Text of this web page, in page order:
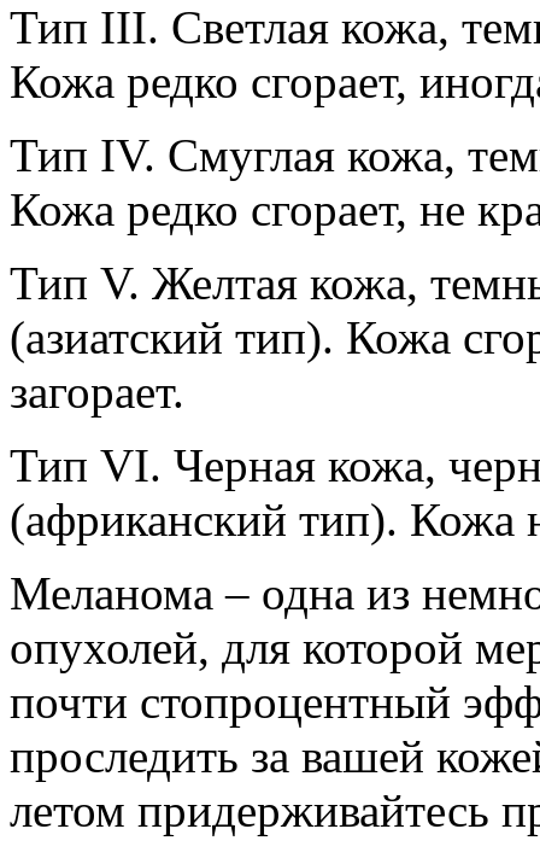
Тип III. Светлая кожа,
Кожа редко сгорает,
Тип IV. Смуглая кожа,
Кожа редко сгорает, не
Тип V. Желтая кожа,
(азиатский тип). Кожа
загорает.
Тип VI. Черная кожа,
(африканский тип). Кожа
Меланома – одна из
опухолей, для которой
почти стопроцентный
проследить за вашей
летом придерживайтесь